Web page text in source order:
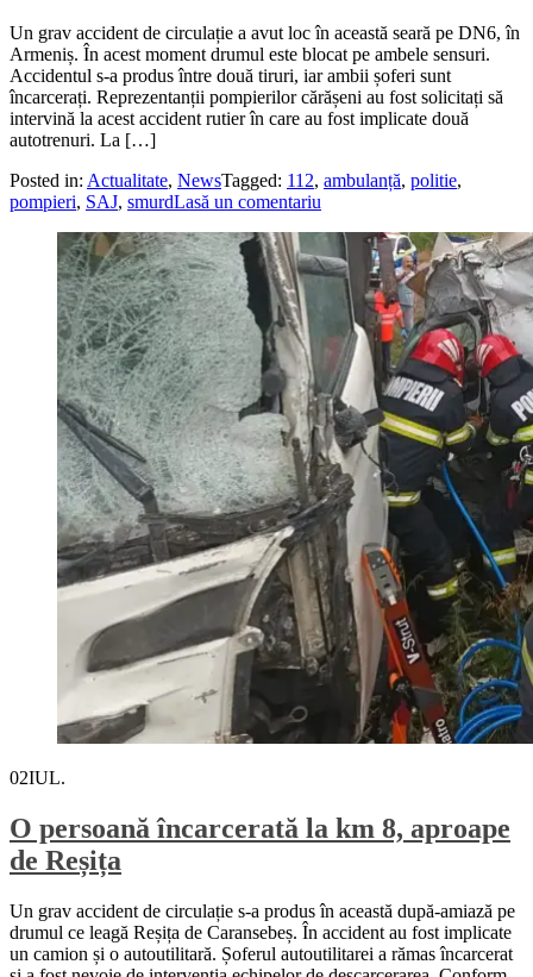
Un grav accident de circulație a avut loc în această seară pe DN6, în
Armeniș. În acest moment drumul este blocat pe ambele sensuri.
Accidentul s-a produs între două tiruri, iar ambii șoferi sunt
încarcerați. Reprezentanții pompierilor cărășeni au fost solicitați să
intervină la acest accident rutier în care au fost implicate două
autotrenuri. La […]
Posted in: Actualitate, NewsTagged: 112, ambulanță, politie,
pompieri, SAJ, smurdLasă un comentariu
02IUL.
O persoană încarcerată la km 8, aproape
de Reșița
Un grav accident de circulație s-a produs în această după-amiază pe
drumul ce leagă Reșița de Caransebeș. În accident au fost implicate
un camion și o autoutilitară. Șoferul autoutilitarei a rămas încarcerat